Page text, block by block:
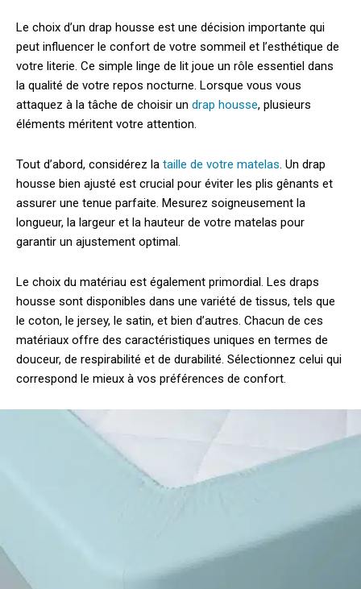
Le choix d’un drap housse est une décision importante qui
peut influencer le confort de votre sommeil et l’esthétique de
votre literie. Ce simple linge de lit joue un rôle essentiel dans
la qualité de votre repos nocturne. Lorsque vous vous
attaquez à la tâche de choisir un drap housse, plusieurs
éléments méritent votre attention.
Tout d’abord, considérez la taille de votre matelas. Un drap
housse bien ajusté est crucial pour éviter les plis gênants et
assurer une tenue parfaite. Mesurez soigneusement la
longueur, la largeur et la hauteur de votre matelas pour
garantir un ajustement optimal.
Le choix du matériau est également primordial. Les draps
housse sont disponibles dans une variété de tissus, tels que
le coton, le jersey, le satin, et bien d’autres. Chacun de ces
matériaux offre des caractéristiques uniques en termes de
douceur, de respirabilité et de durabilité. Sélectionnez celui qui
correspond le mieux à vos préférences de confort.